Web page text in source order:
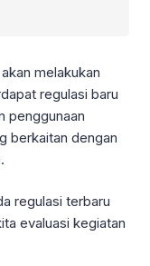
melakukan
regulasi baru
penggunaan
berkaitan dengan
regulasi terbaru
evaluasi kegiatan